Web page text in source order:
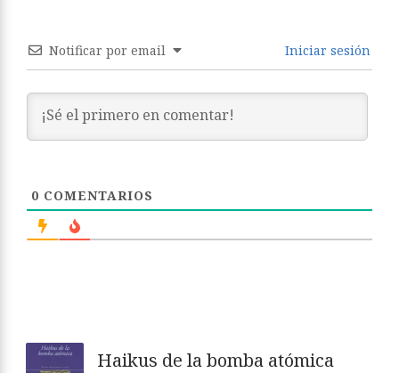
Notificar por email Iniciar sesión
0 COMENTARIOS
Haikus de la bomba atómica